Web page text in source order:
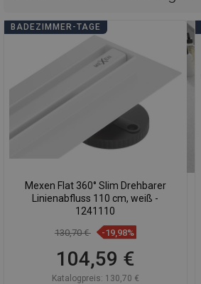
BADEZIMMER-TAGE
Mexen Flat 360° Slim Drehbarer
Linienabfluss 110 cm, weiß -
1241110
130,70 € -19,98%
104,59 €
Katalogpreis: 130,70 €